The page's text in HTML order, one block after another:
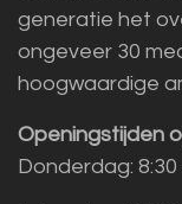
generatie het
ongeveer 30
hoogwaardige
Openingstijden
Donderdag: 8:30